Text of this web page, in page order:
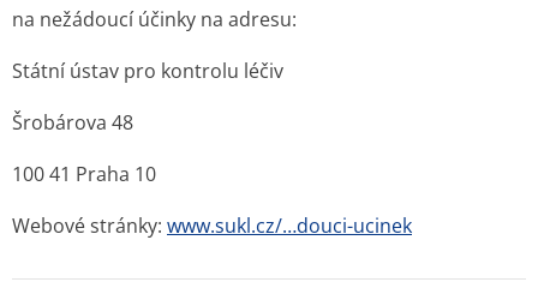
na nežádoucí účinky na adresu:
Státní ústav pro kontrolu léčiv
Šrobárova 48
100 41 Praha 10
Webové stránky: www.sukl.cz/…douci-ucinek